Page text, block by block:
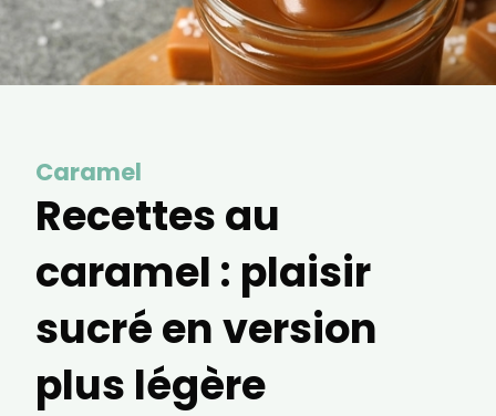
Caramel
Recettes au
caramel : plaisir
sucré en version
plus légère
courriels, l'heure à laquelle vous le faites
ainsi que des informations sur le terminal
que vous utilisez. Pour en savoir plus sur
ces traceurs, voir notrepolitique de
confidentialité
Votre adresse email sera utilisée par Digital Prisma Players
pour vous envoyer votre newsletter contenant des offres
désinscrire en utilisant le lien de désabonnement intégré
dans la newsletter. Pour en savoir plus et exercer vos droits,
prenez connaissance de notreCharte de Confidentialité